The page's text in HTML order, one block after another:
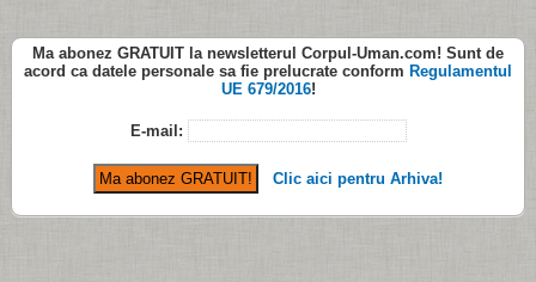
Ma abonez GRATUIT la newsletterul Corpul-Uman.com! Sunt de
acord ca datele personale sa fie prelucrate conform Regulamentul
UE 679/2016!
E-mail:
Clic aici pentru Arhiva!